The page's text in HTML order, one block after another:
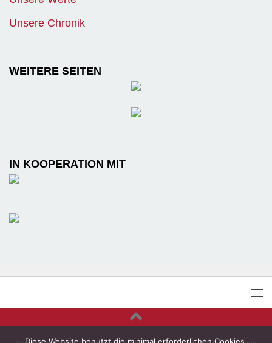
Unsere Chronik
WEITERE SEITEN
IN KOOPERATION MIT